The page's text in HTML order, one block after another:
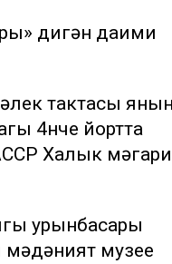
дигән даими
тактасы
4нче йортта
Халык
урынбасары
мәдәният музее